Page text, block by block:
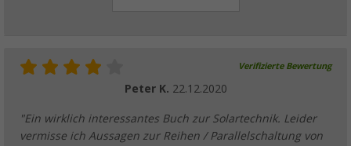
Verifizierte Bewertung
Peter K. 22.12.2020
"Ein wirklich interessantes Buch zur Solartechnik. Leider
vermisse ich Aussagen zur Reihen / Parallelschaltung von